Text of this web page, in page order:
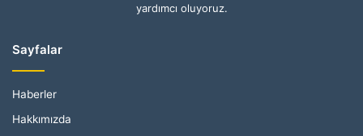
yardımcı oluyoruz.
Sayfalar
Haberler
Hakkımızda